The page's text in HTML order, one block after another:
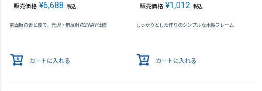
販売価格 ¥6,688 税込
前面板の表と裏で、光沢・無反射の2WAY仕様
カートに入れる
販売価格 ¥1,012 税込
しっかりとした作りのシンプルな木製フレーム
カートに入れる